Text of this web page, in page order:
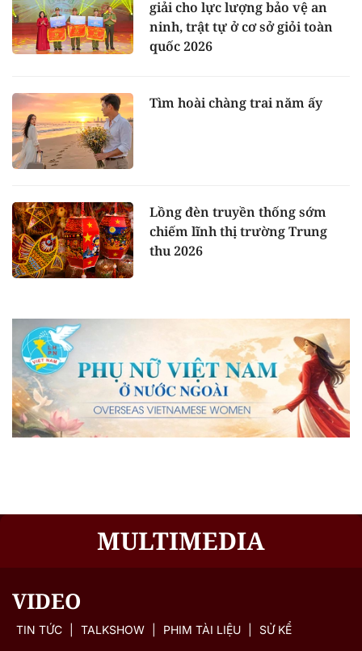
giải cho lực lượng bảo vệ an
ninh, trật tự ở cơ sở giỏi toàn
quốc 2026
Tìm hoài chàng trai năm ấy
Lồng đèn truyền thống sớm
chiếm lĩnh thị trường Trung
thu 2026
MULTIMEDIA
VIDEO
TIN TỨC TALKSHOW PHIM TÀI LIỆU SỬ KỂ